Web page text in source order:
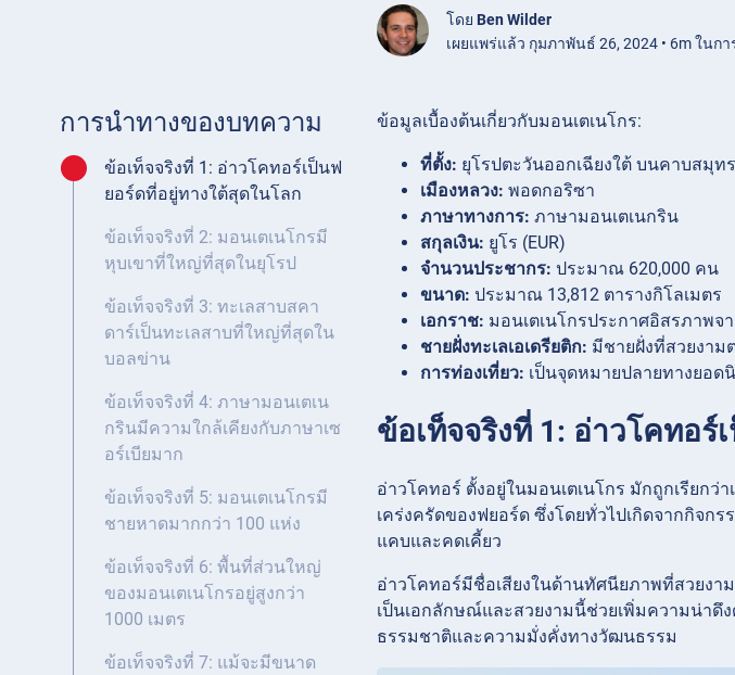
โดย Ben Wilder
เผยแพร่แล้ว กุมภาพันธ์ 26, 2024 • 6m ในก
การนำทางของบทความ
ข้อเท็จจริงที่ 1: อ่าวโคทอร์เป็นฟ
ยอร์ดที่อยู่ทางใต้สุดในโลก
ข้อเท็จจริงที่ 2: มอนเตเนโกรมี
หุบเขาที่ใหญ่ที่สุดในยุโรป
ข้อเท็จจริงที่ 3: ทะเลสาบสคา
ดาร์เป็นทะเลสาบที่ใหญ่ที่สุดใน
บอลข่าน
ข้อเท็จจริงที่ 4: ภาษามอนเตเน
กรินมีความใกล้เคียงกับภาษาเซ
อร์เบียมาก
ข้อเท็จจริงที่ 5: มอนเตเนโกรมี
ชายหาดมากกว่า 100 แห่ง
ข้อเท็จจริงที่ 6: พื้นที่ส่วนใหญ่
ของมอนเตเนโกรอยู่สูงกว่า
1000 เมตร
ข้อเท็จจริงที่ 7: แม้จะมีขนาด
ข้อมูลเบื้องต้นเกี่ยวกับมอนเตเนโกร:
ที่ตั้ง: ยุโรปตะวันออกเฉียงใต้ บนคาบสมุท
เมืองหลวง: พอดกอริซา
ภาษาทางการ: ภาษามอนเตเนกริน
สกุลเงิน: ยูโร (EUR)
จำนวนประชากร: ประมาณ 620,000 คน
ขนาด: ประมาณ 13,812 ตารางกิโลเมตร
เอกราช: มอนเตเนโกรประกาศอิสรภาพจ
ชายฝั่งทะเลเอเดรียติก: มีชายฝั่งที่สวยงาม
การท่องเที่ยว: เป็นจุดหมายปลายทางยอ
ข้อเท็จจริงที่ 1: อ่าวโคทอ
อ่าวโคทอร์ ตั้งอยู่ในมอนเตเนโกร มักถูกเรียก
เคร่งครัดของฟยอร์ด ซึ่งโดยทั่วไปเกิดจากกิจ
แคบและคดเคี้ยว
อ่าวโคทอร์มีชื่อเสียงในด้านทัศนียภาพที่สวยงา
เป็นเอกลักษณ์และสวยงามนี้ช่วยเพิ่มความน่าดึ
ธรรมชาติและความมั่งคั่งทางวัฒนธรรม